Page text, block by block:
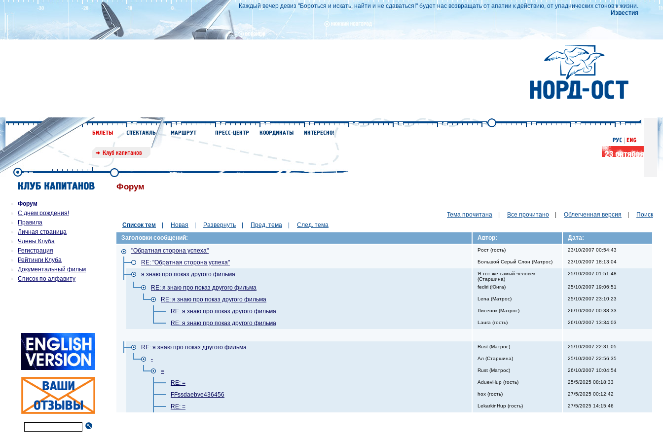
Каждый вечер девиз "Бороться и искать, найти и не сдаваться!" будет нас возвращать от апатии к действию, от упаднических стонов к жизни.
Известия
Форум
С днем рождения!
Правила
Личная страница
Члены Клуба
Регистрация
Рейтинги Клуба
Документальный фильм
Список по алфавиту
Форум
Тема прочитана Все прочитано Облегченная версия
Поиск
Список тем
Новая Развернуть Пред. тема
След. тема
Заголовки сообщений:
Автор:
Дата:
"Обратная сторона успеха"
Рост (гость) 23/10/2007 00:54:43
RE: "Обратная сторона успеха" Большой Серый Слон (Матрос) 23/10/2007 18:13:04
я знаю про показ другого фильма
Я тот же самый человек
(Старшина)
25/10/2007 01:51:48
RE: я знаю про показ другого фильма fediri (Юнга) 25/10/2007 19:06:51
RE: я знаю про показ другого фильма Lena (Матрос) 25/10/2007 23:10:23
RE: я знаю про показ другого фильма Лисенок (Матрос) 26/10/2007 00:38:33
RE: я знаю про показ другого фильма Laura (гость) 26/10/2007 13:34:03
RE: я знаю про показ другого фильма Rust (Матрос) 25/10/2007 22:31:05
- Ал (Старшина) 25/10/2007 22:56:35
= Rust (Матрос) 26/10/2007 10:04:54
RE: = AduevHup (гость) 25/5/2025 08:18:33
FFssdaebve436456 hox (гость) 27/5/2025 00:12:42
RE: = LekarkinHup (гость) 27/5/2025 14:15:46